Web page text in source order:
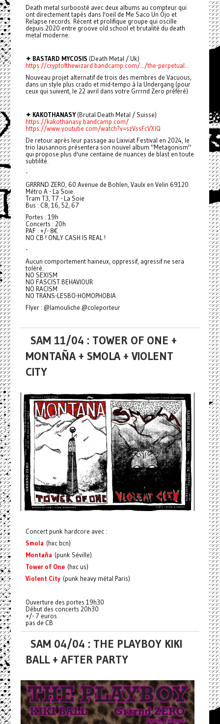
Death metal surboosté avec deux albums au compteur qui
ont directement tapés dans l'oeil de Me Saco Un Ojo et
Relapse records. Récent et prolifique groupe qui oscille
depuis 2020 entre groove old school et brutalité du death
metal moderne.
✦ BASTARD MYCOSIS (Death Metal / Uk)
https://cryptofthewizard.bandcamp.com/.../the-perpetual...
Nouveau projet alternatif de trois des membres de Vacuous,
dans un style plus crado et mid-tempo à la Undergang (pour
ceux qui suivent, le 22 avril dans votre Grrrnd Zero préféré)
✦ KAKOTHANASY(Brutal Death Metal / Suisse)
https://kakothanasy.bandcamp.com/
https://www.youtube.com/watch?v=szVssFcVXIQ
De retour après leur passage au Lixiviat Festival en 2024, le
trio lausannois présentera son nouvel album "Metagonism"
qui propose plus d'une centaine de nuances de blast en toute
subtilité.
-
GRRRND ZERO, 60 Avenue de Bohlen, Vaulx en Velin 69120
Métro A - La Soie
Tram T3, T7 - La Soie
Bus : C8, 16, 52, 67
Portes : 19h
Concerts : 20h
PAF : +/- 8€
NO CB ! ONLY CASH IS REAL !
-
Aucun comportement haineux, oppressif, agressif ne sera
toléré.
NO SEXISM
NO FASCIST BEHAVIOUR
NO RACISM
NO TRANS-LESBO-HOMOPHOBIA
Flyer : @lamouliche @coleporteur
SAM 11/04 : TOWER OF ONE +
MONTAÑA + SMOLA + VIOLENT
CITY
Concert punk hardcore avec :
Smola (hxc bcn)
Montaña (punk Séville)
Tower of One (hxc us)
Violent City (punk heavy métal Paris)
Ouverture des portes 19h30
Début des concerts 20h30
+/- 7 euros
pas de CB
SAM 04/04 : THE PLAYBOY KIKI
BALL + AFTER PARTY